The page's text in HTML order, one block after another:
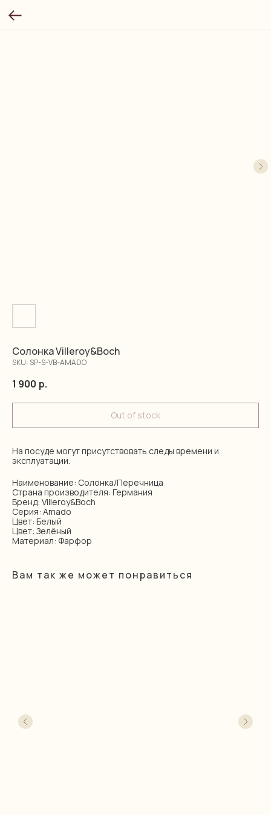
Солонка Villeroy&Boch
SKU: SP-S-VB-AMADO
1 900 р.
Out of stock
На посуде могут присутствовать следы времени и
эксплуатации.
Наименование: Солонка/Перечница
Страна производителя: Германия
Бренд: Villeroy&Boch
Серия: Amado
Цвет: Белый
Цвет: Зелёный
Материал: Фарфор
Вам так же может понравиться